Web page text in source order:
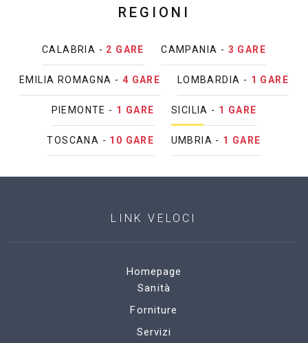
REGIONI
CALABRIA - 2 GARE CAMPANIA - 3 GARE
EMILIA ROMAGNA - 4 GARE LOMBARDIA - 1 GARE
PIEMONTE - 1 GARE SICILIA - 1 GARE
TOSCANA - 10 GARE UMBRIA - 1 GARE
LINK VELOCI
Homepage
Sanità
Forniture
Servizi